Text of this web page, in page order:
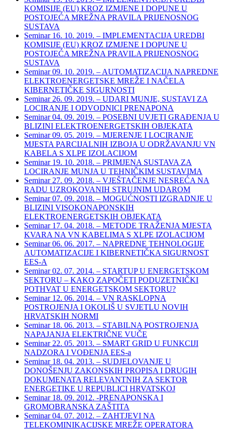
KOMISIJE (EU) KROZ IZMJENE I DOPUNE U
POSTOJEĆA MREŽNA PRAVILA PRIJENOSNOG
SUSTAVA
Seminar 16. 10. 2019. – IMPLEMENTACIJA UREDBI
KOMISIJE (EU) KROZ IZMJENE I DOPUNE U
POSTOJEĆA MREŽNA PRAVILA PRIJENOSNOG
SUSTAVA
Seminar 09. 10. 2019. – AUTOMATIZACIJA NAPREDNE
ELEKTROENERGETSKE MREŽE I NAČELA
KIBERNETIČKE SIGURNOSTI
Seminar 26. 09. 2019. – UDARI MUNJE, SUSTAVI ZA
LOCIRANJE I ODVODNICI PRENAPONA
Seminar 04. 09. 2019. – POSEBNI UVJETI GRAĐENJA U
BLIZINI ELEKTROENERGETSKIH OBJEKATA
Seminar 09. 05. 2019. – MJERENJE I LOCIRANJE
MJESTA PARCIJALNIH IZBOJA U ODRŽAVANJU VN
KABELA S XLPE IZOLACIJOM
Seminar 19. 10. 2018. – PRIMJENA SUSTAVA ZA
LOCIRANJE MUNJA U TEHNIČKIM SUSTAVIMA
Seminar 27. 09. 2018. – VJEŠTAČENJE NESREĆA NA
RADU UZROKOVANIH STRUJNIM UDAROM
Seminar 07. 09. 2018. – MOGUĆNOSTI IZGRADNJE U
BLIZINI VISOKONAPONSKIH
ELEKTROENERGETSKIH OBJEKATA
Seminar 17. 04. 2018. – METODE TRAŽENJA MJESTA
KVARA NA VN KABELIMA S XLPE IZOLACIJOM
Seminar 06. 06. 2017. – NAPREDNE TEHNOLOGIJE
AUTOMATIZACIJE I KIBERNETIČKA SIGURNOST
EES-A
Seminar 02. 07. 2014. – STARTUP U ENERGETSKOM
SEKTORU – KAKO ZAPOČETI PODUZETNIČKI
POTHVAT U ENERGETSKOM SEKTORU?
Seminar 12. 06. 2014. – VN RASKLOPNA
POSTROJENJA I OKOLIŠ U SVJETLU NOVIH
HRVATSKIH NORMI
Seminar 18. 06. 2013. – STABILNA POSTROJENJA
NAPAJANJA ELEKTRIČNE VUČE
Seminar 22. 05. 2013. – SMART GRID U FUNKCIJI
NADZORA I VOĐENJA EES-a
Seminar 18. 04. 2013. – SUDJELOVANJE U
DONOŠENJU ZAKONSKIH PROPISA I DRUGIH
DOKUMENATA RELEVANTNIH ZA SEKTOR
ENERGETIKE U REPUBLICI HRVATSKOJ
Seminar 18. 09. 2012. -PRENAPONSKA I
GROMOBRANSKA ZAŠTITA
Seminar 04. 07. 2012. – ZAHTJEVI NA
TELEKOMINIKACIJSKE MREŽE OPERATORA